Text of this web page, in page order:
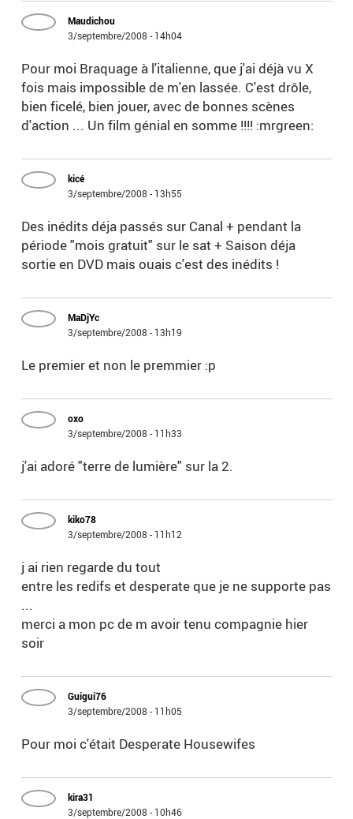
Maudichou
3/septembre/2008 - 14h04
Pour moi Braquage à l'italienne, que j'ai déjà vu X
fois mais impossible de m'en lassée. C'est drôle,
bien ficelé, bien jouer, avec de bonnes scènes
d'action ... Un film génial en somme !!!! :mrgreen:
kicé
3/septembre/2008 - 13h55
Des inédits déja passés sur Canal + pendant la
période "mois gratuit" sur le sat + Saison déja
sortie en DVD mais ouais c'est des inédits !
MaDjYc
3/septembre/2008 - 13h19
Le premier et non le premmier :p
oxo
3/septembre/2008 - 11h33
j'ai adoré "terre de lumière" sur la 2.
kiko78
3/septembre/2008 - 11h12
j ai rien regarde du tout
entre les redifs et desperate que je ne supporte pas
...
merci a mon pc de m avoir tenu compagnie hier
soir
Guigui76
3/septembre/2008 - 11h05
Pour moi c'était Desperate Housewifes
kira31
3/septembre/2008 - 10h46